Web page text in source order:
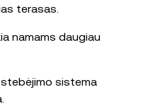
terasas.
namams daugiau
sistema